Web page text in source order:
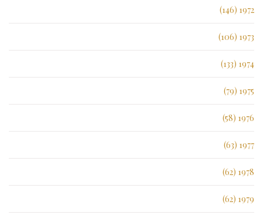
1972 (146)
1973 (106)
1974 (133)
1975 (79)
1976 (58)
1977 (63)
1978 (62)
1979 (62)